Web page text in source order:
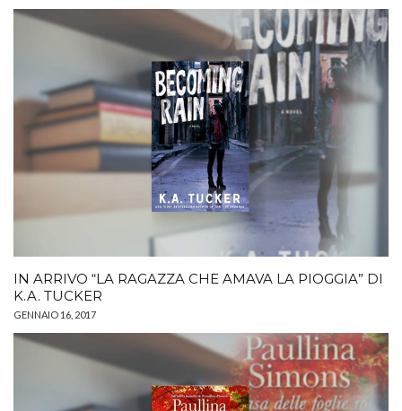
IN ARRIVO “LA RAGAZZA CHE AMAVA LA PIOGGIA” DI
K.A. TUCKER
GENNAIO 16, 2017